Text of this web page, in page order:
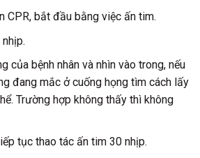
CPR, bắt đầu bằng việc ấn tim.
của bệnh nhân và nhìn vào trong, nếu
đang mắc ở cuống họng tìm cách lấy
Trường hợp không thấy thì không
tục thao tác ấn tim 30 nhịp.